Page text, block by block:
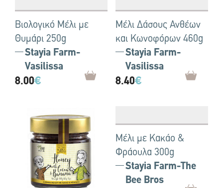
Βιολογικό Μέλι με
Θυμάρι 250g
Stayia Farm-
Vasilissa
8.00€
Μέλι Δάσους Ανθέων
και Κωνοφόρων 460g
Stayia Farm-
Vasilissa
8.40€
Μέλι με Κακάο &
Φράουλα 300g
Stayia Farm-The
Bee Bros